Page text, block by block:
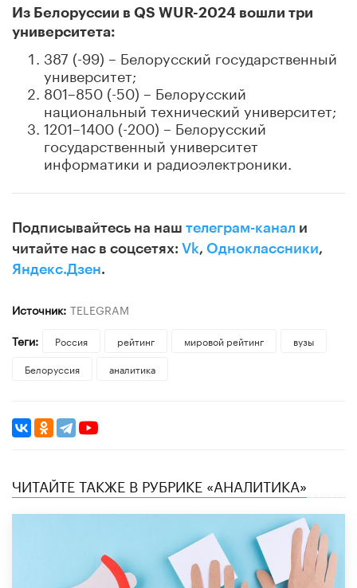
Из Белоруссии в QS WUR-2024 вошли три
университета:
387 (-99) – Белорусский государственный
университет;
801–850 (-50) – Белорусский
национальный технический университет;
1201–1400 (-200) – Белорусский
государственный университет
информатики и радиоэлектроники.
Подписывайтесь на наш телеграм-канал и
читайте нас в соцсетях: Vk, Одноклассники,
Яндекс.Дзен.
Источник: TELEGRAM
Теги:
Россия рейтинг мировой рейтинг
вузы
Белоруссия
аналитика
ЧИТАЙТЕ ТАКЖЕ В РУБРИКЕ «АНАЛИТИКА»